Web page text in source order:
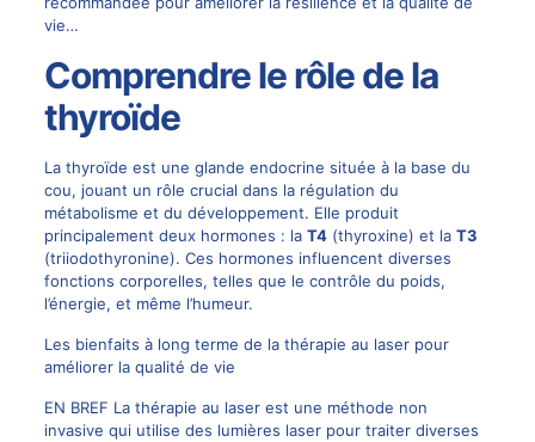
vie…
Comprendre le rôle de la
thyroïde
La thyroïde est une glande endocrine située à la base du
cou, jouant un rôle crucial dans la régulation du
métabolisme et du développement. Elle produit
principalement deux hormones : la T4(thyroxine) et la T3
(triiodothyronine). Ces hormones influencent diverses
fonctions corporelles, telles que le contrôle du poids,
l’énergie, et même l’humeur.
Les bienfaits à long terme de la thérapie au laser pour
améliorer la qualité de vie
EN BREF La thérapie au laser est une méthode non
invasive qui utilise des lumières laser pour traiter diverses